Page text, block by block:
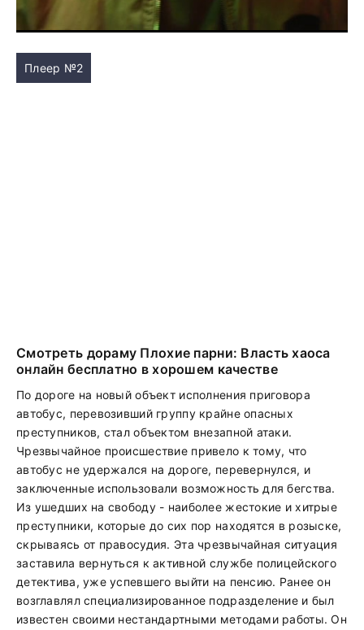
Плеер №2
Смотреть дораму Плохие парни: Власть хаоса
онлайн бесплатно в хорошем качестве
По дороге на новый объект исполнения приговора
автобус, перевозивший группу крайне опасных
преступников, стал объектом внезапной атаки.
Чрезвычайное происшествие привело к тому, что
автобус не удержался на дороге, перевернулся, и
заключенные использовали возможность для бегства.
Из ушедших на свободу - наиболее жестокие и хитрые
преступники, которые до сих пор находятся в розыске,
скрываясь от правосудия. Эта чрезвычайная ситуация
заставила вернуться к активной службе полицейского
детектива, уже успевшего выйти на пенсию. Ранее он
возглавлял специализированное подразделение и был
известен своими нестандартными методами работы. Он